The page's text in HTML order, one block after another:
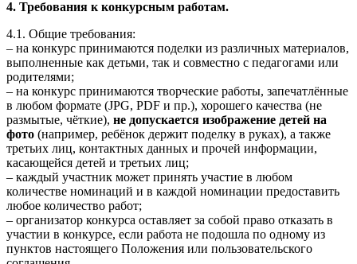
4. Требования к конкурсным работам.
4.1. Общие требования:
– на конкурс принимаются поделки из различных материалов,
выполненные как детьми, так и совместно с педагогами или
родителями;
– на конкурс принимаются творческие работы, запечатлённые
в любом формате (JPG, PDF и пр.), хорошего качества (не
размытые, чёткие), не допускается изображение детей на
фото (например, ребёнок держит поделку в руках), а также
третьих лиц, контактных данных и прочей информации,
касающейся детей и третьих лиц;
– каждый участник может принять участие в любом
количестве номинаций и в каждой номинации предоставить
любое количество работ;
– организатор конкурса оставляет за собой право отказать в
участии в конкурсе, если работа не подошла по одному из
пунктов настоящего Положения или пользовательского